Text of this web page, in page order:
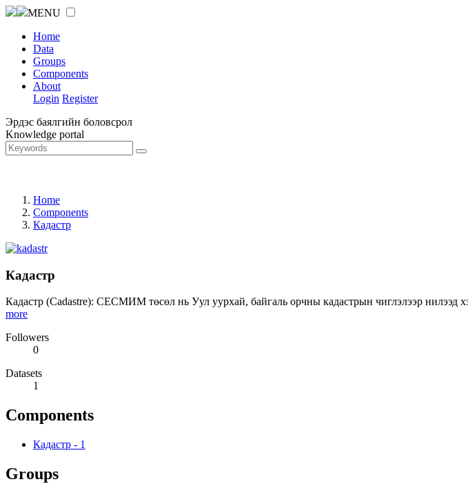
MENU
Home
Data
Groups
Components
About
Login Register
Эрдэс баялгийн боловсрол
Knowledge portal
Home
Components
Кадастр
Кадастр
Кадастр (Cadastre): СЕСМИМ төсөл нь Уул уурхай, байгаль орчны кадастрын чиглэлээр нилээд
more
Followers
0
Datasets
1
Components
Кадастр - 1
Groups